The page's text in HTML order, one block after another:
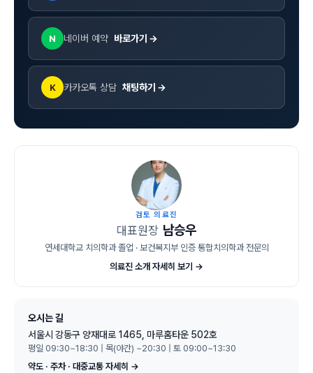
N 네이버 예약 바로가기 →
K 카카오톡 상담 채팅하기 →
검토 의료진
대표원장 남승우
연세대학교 치의학과 졸업 · 보건복지부 인증 통합치의학과 전문의
의료진 소개 자세히 보기 →
오시는 길
서울시 강동구 양재대로 1465, 마루홈타운 502호
평일 09:30~18:30 | 목(야간) ~20:30 | 토 09:00~13:30
약도 · 주차 · 대중교통 자세히 →